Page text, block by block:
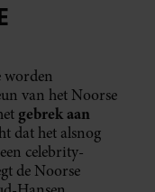
worden
van het Noorse
gebrek aan
dat het alsnog
celebrity-
de Noorse